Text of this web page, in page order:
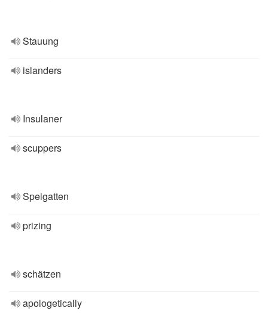
Stauung
islanders
Insulaner
scuppers
Speigatten
prizing
schätzen
apologetically